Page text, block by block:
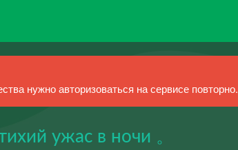
нужно авторизоваться на сервисе повторно.
ужас в ночи 。